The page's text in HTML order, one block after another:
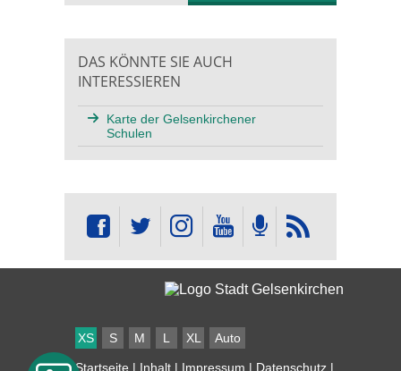
DAS KÖNNTE SIE AUCH
INTERESSIEREN
Karte der Gelsenkirchener
Schulen
XS S M L XL Auto
Startseite | Inhalt | Impressum | Datenschutz |